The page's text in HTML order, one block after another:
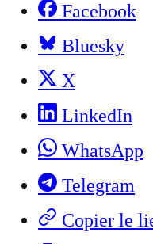
Facebook
Bluesky
X
LinkedIn
WhatsApp
Telegram
Copier le